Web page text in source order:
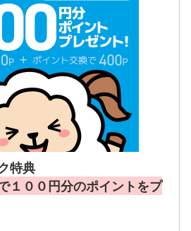
特典
１００円分のポイントをプ